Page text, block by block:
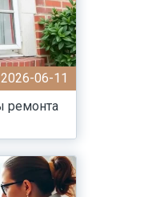
2026-06-11
ремонта